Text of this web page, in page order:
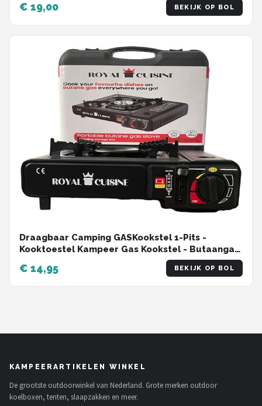
€ 19,00 BEKIJK OP BOL
Draagbaar Camping GASKookstel 1-Pits -
Kooktoestel Kampeer Gas Kookstel - Butaangas
Gasstel Gasfornuis Gaspit - Campingkooktoestel
Gas Kookplaat - Elektrische Ontsteking - Met
Koffer - 1-Pits
€ 14,95 BEKIJK OP BOL
KAMPEERARTIKELEN WINKEL
De grootste outdoorwinkel van Nederland. Grote merken outdoor
koelboxen, tenten, slaapzakken en meer.